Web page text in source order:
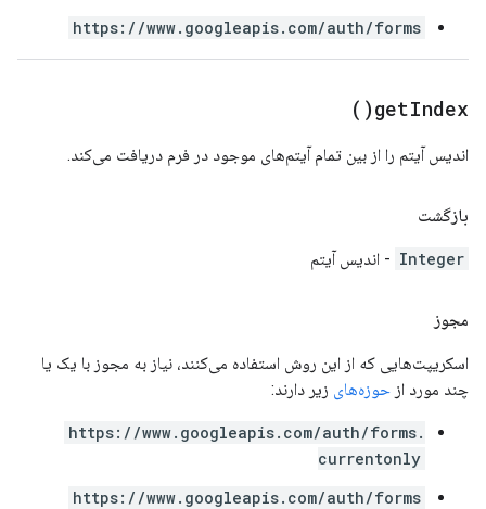
https://www.googleapis.com/auth/forms
getIndex(
)
اندیس آیتم را از بین تمام آیتم‌های موجود در فرم دریافت می‌کند.
بازگشت
Integer - اندیس آیتم
مجوز
اسکریپت‌هایی که از این روش استفاده می‌کنند، نیاز به مجوز با یک یا
چند مورد از حوزه‌های زیر دارند:
https://www.googleapis.com/auth/forms.
currentonly
https://www.googleapis.com/auth/forms